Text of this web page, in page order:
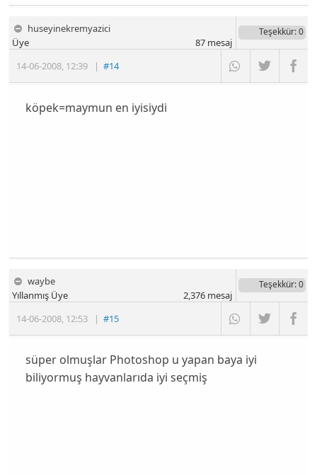
huseyinekremyazici
14-06-2008, 12:39 |#14
Üye
Teşekkür: 0
87mesaj
köpek=maymun en iyisiydi
waybe
14-06-2008, 12:53 |#15
Yıllanmış Üye
Teşekkür: 0
2,376mesaj
süper olmuşlar Photoshop u yapan baya iyi
biliyormuş hayvanlarıda iyi seçmiş